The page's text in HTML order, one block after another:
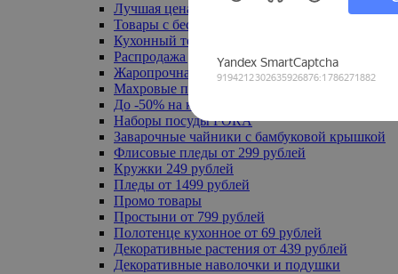
Лучшая цена
Товары с бесплатной доставкой
Кухонный текстиль
Распродажа до -50%
Жаропрочная посуда
Махровые полотенца
До -50% на ковры
Наборы посуды FORA
Заварочные чайники с бамбуковой крышкой
Флисовые пледы от 299 рублей
Кружки 249 рублей
Пледы от 1499 рублей
Промо товары
Простыни от 799 рублей
Полотенце кухонное от 69 рублей
Декоративные растения от 439 рублей
Декоративные наволочки и подушки